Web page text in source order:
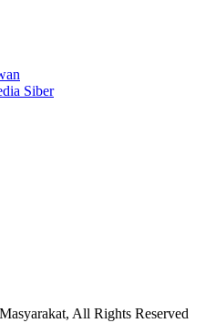
Siber
All Rights Reserved